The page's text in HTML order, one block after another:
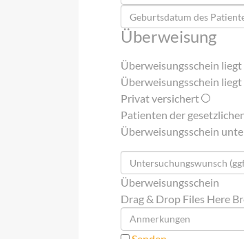
Überweisung
Überweisungsschein
Überweisungsschein
Privat versichert
Patienten der
Überweisungsschein
Überweisungsschein
Drag & Drop Files Here